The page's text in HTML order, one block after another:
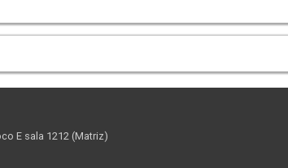
E sala 1212 (Matriz)